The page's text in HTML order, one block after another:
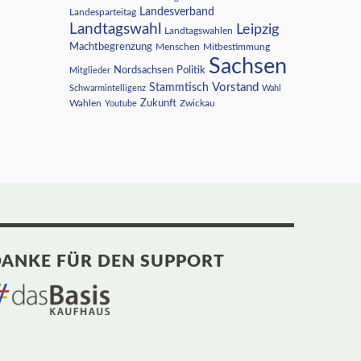
Landesparteitag Landesverband
Landtagswahl Landtagswahlen Leipzig
Machtbegrenzung Menschen Mitbestimmung
Mitglieder Nordsachsen Politik Sachsen
Schwarmintelligenz Stammtisch Vorstand Wahl
Wahlen Youtube Zukunft Zwickau
FÜR DEN SUPPORT